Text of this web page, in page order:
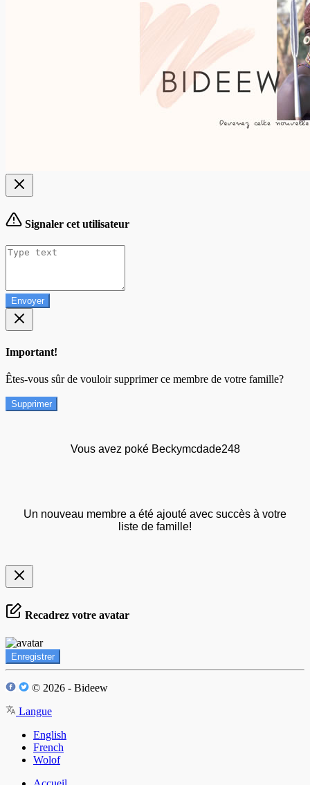
Signaler cet utilisateur
Envoyer
Important!
Êtes-vous sûr de vouloir supprimer ce membre de votre famille?
Supprimer
Vous avez poké Beckymcdade248
Un nouveau membre a été ajouté avec succès à votre
liste de famille!
Recadrez votre avatar
Enregistrer
© 2026 - Bideew
Langue
English
French
Wolof